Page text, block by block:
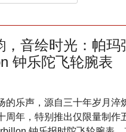
，音绘时光：帕
钟乐陀飞轮腕表
的乐声，源自三十年岁月
周年，特别推出仅限量制作